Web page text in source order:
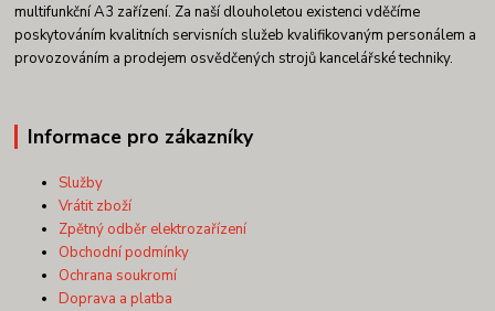
multifunkční A3 zařízení. Za naší dlouholetou existenci vděčíme
poskytováním kvalitních servisních služeb kvalifikovaným personálem a
provozováním a prodejem osvědčených strojů kancelářské techniky.
Informace pro zákazníky
Služby
Vrátit zboží
Zpětný odběr elektrozařízení
Obchodní podmínky
Ochrana soukromí
Doprava a platba